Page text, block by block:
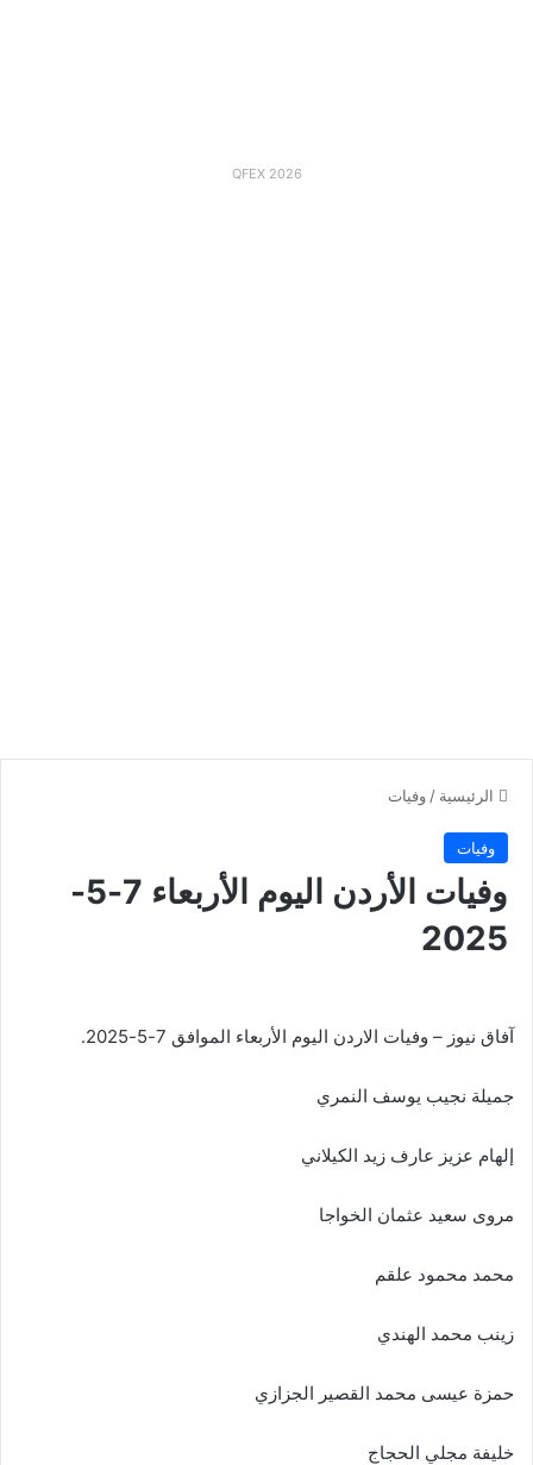
QFEX 2026
الرئيسية / وفيات
وفيات
وفيات الأردن اليوم الأربعاء 7-5-
2025
آفاق نيوز – وفيات الاردن اليوم الأربعاء الموافق 7-5-2025.
جميلة نجيب يوسف النمري
إلهام عزيز عارف زيد الكيلاني
مروى سعيد عثمان الخواجا
محمد محمود علقم
زينب محمد الهندي
حمزة عيسى محمد القصير الجزازي
خليفة مجلي الحجاج